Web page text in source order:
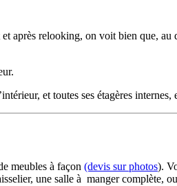
après relooking, on voit bien que,
et toutes ses étagères
meubles à façon (devis sur photos).
une salle à manger complète,